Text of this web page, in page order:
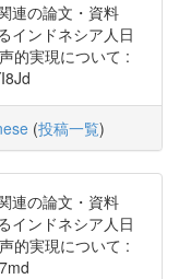
連の論文・資料
インドネシア人日
的実現について :
(投稿一覧)
連の論文・資料
インドネシア人日
的実現について :